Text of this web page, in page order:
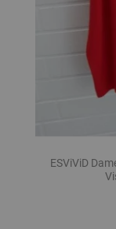
ESViViD